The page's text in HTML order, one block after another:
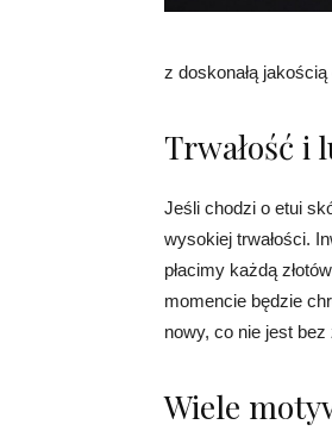
z doskonałą
Trwałość i
Jeśli chodzi o etui
wysokiej trwałości.
płacimy każdą
momencie będzie
nowy, co nie jest
Wiele